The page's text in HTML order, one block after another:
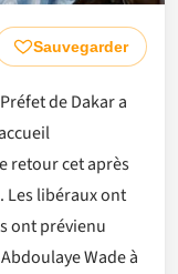
Sauvegarder
de Dakar a
retour cet après
Les libéraux ont
ont prévienu
Wade à